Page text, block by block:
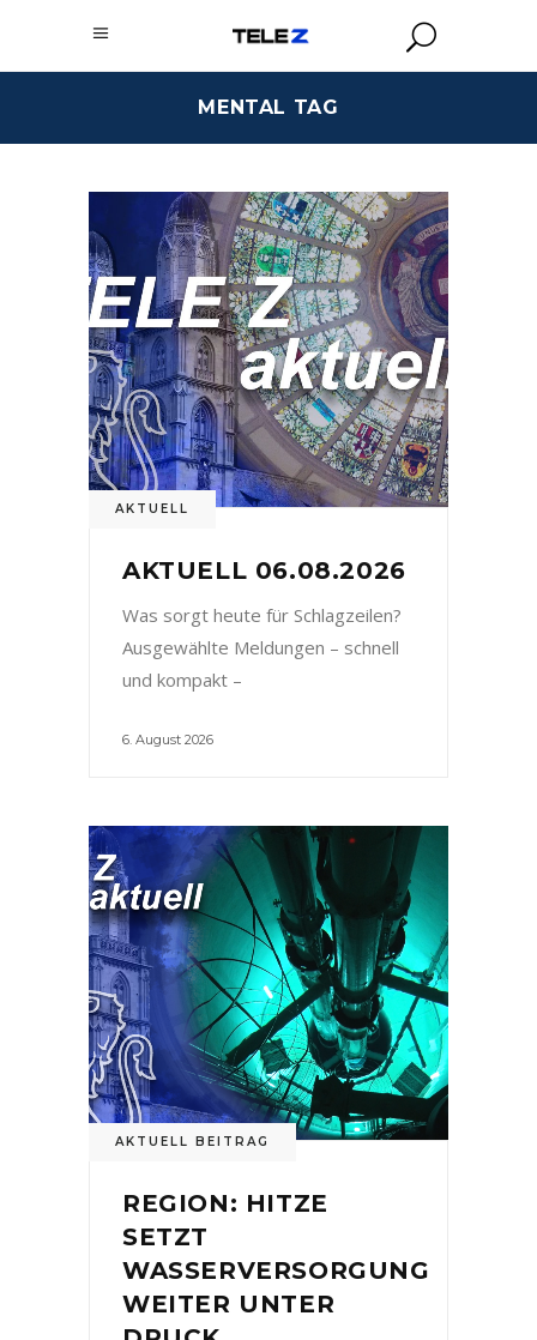
MENTAL TAG
AKTUELL
AKTUELL 06.08.2026
Was sorgt heute für Schlagzeilen?
Ausgewählte Meldungen – schnell
und kompakt –
6. August 2026
AKTUELL BEITRAG
REGION: HITZE
SETZT
WASSERVERSORGUNG
WEITER UNTER